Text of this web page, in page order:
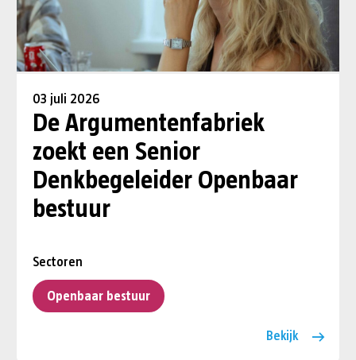
03 juli 2026
De Argumentenfabriek
zoekt een Senior
Denkbegeleider Openbaar
bestuur
Sectoren
Openbaar bestuur
Bekijk